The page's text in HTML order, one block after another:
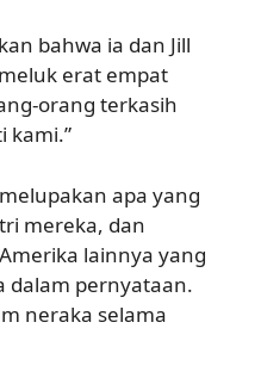
bahwa ia dan Jill
erat empat
orang terkasih
kami.”
apa yang
mereka, dan
lainnya yang
dalam pernyataan.
neraka selama